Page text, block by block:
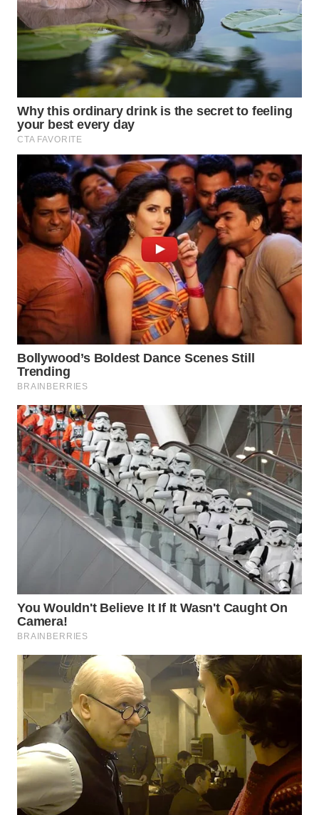
WN
DEPOK
TAPANULI
UTARA
SAMOSIR
WN
PADANG
LAWAS
WN
SUMEDANG
WN
CIANJUR
WN
KEPULAUAN
SERIBU
WN
TANGERANG
WN
WN
INDRAMAYU
WN
KUNINGAN
MAJALENGKA
WN
SUBANG